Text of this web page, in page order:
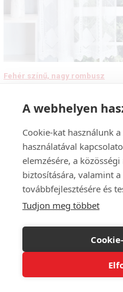
A webhelyen
Cookie-kat használunk
használatával
elemzésére, a
biztosítására, valamint
továbbfejlesztésére és
Tudjon meg többet
Fehér színű, nagy rombusz
2890 Ft/m-től
Árkalkuláció